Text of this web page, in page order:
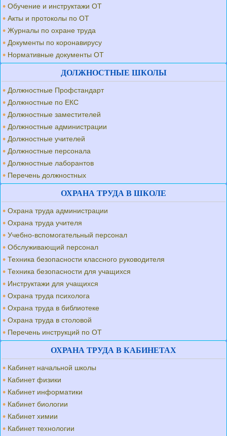
Обучение и инструктажи ОТ
Акты и протоколы по ОТ
Журналы по охране труда
Документы по коронавирусу
Нормативные документы ОТ
ДОЛЖНОСТНЫЕ ШКОЛЫ
Должностные Профстандарт
Должностные по ЕКС
Должностные заместителей
Должностные администрации
Должностные учителей
Должностные персонала
Должностные лаборантов
Перечень должностных
ОХРАНА ТРУДА В ШКОЛЕ
Охрана труда администрации
Охрана труда учителя
Учебно-вспомогательный персонал
Обслуживающий персонал
Техника безопасности классного руководителя
Техника безопасности для учащихся
Инструктажи для учащихся
Охрана труда психолога
Охрана труда в библиотеке
Охрана труда в столовой
Перечень инструкций по ОТ
ОХРАНА ТРУДА В КАБИНЕТАХ
Кабинет начальной школы
Кабинет физики
Кабинет информатики
Кабинет биологии
Кабинет химии
Кабинет технологии